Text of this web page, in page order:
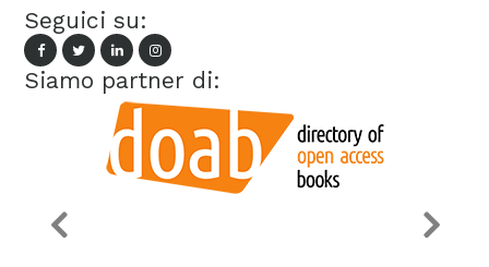
Seguici su:
Siamo partner di: